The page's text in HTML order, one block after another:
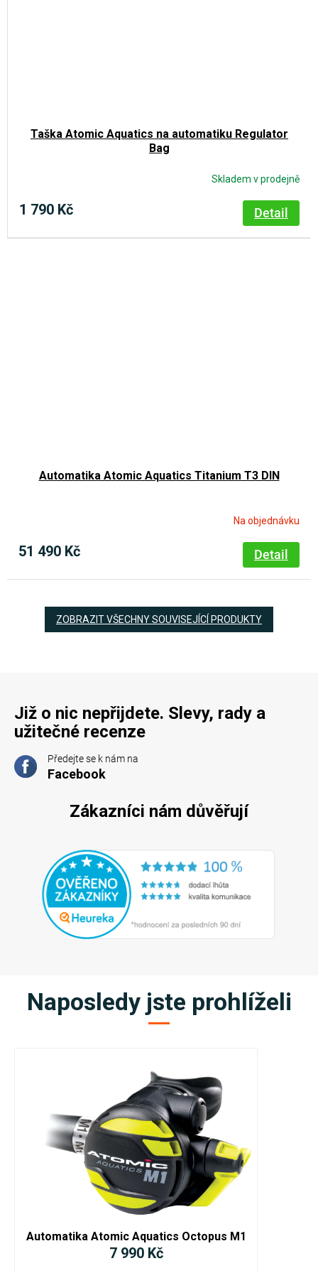
Taška Atomic Aquatics na automatiku Regulator
Bag
Skladem v prodejně
1 790 Kč Detail
Automatika Atomic Aquatics Titanium T3 DIN
Na objednávku
51 490 Kč Detail
ZOBRAZIT VŠECHNY SOUVISEJÍCÍ PRODUKTY
Již o nic nepřijdete. Slevy, rady a
užitečné recenze
Předejte se k nám na
Facebook
Zákazníci nám důvěřují
Naposledy jste prohlíželi
Automatika Atomic Aquatics Octopus M1
7 990 Kč